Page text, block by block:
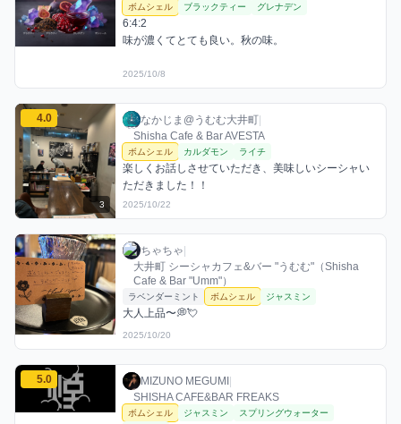
ボムシェル ブラックティー グレナデン
6:4:2
味が濃くてとても良い。秋の味。
2025/10/8
なかじま@うむむ大井町のボムシェルミックスを見る
4.0
3
なかじま@うむむ大井町 / お店シーシャ /
なかじま@うむむ大井町
Shisha Cafe & Bar AVESTA
利用フレーバー
ボムシェル カルダモン ライチ
コメント
楽しくお話しさせていただき、美味しいシーシャい
ただきました！！
評価
2025/10/22
ちゃちゃのボムシェルミックスを見る
ちゃちゃ / お店シーシャ / 2025年10月20日
ちゃちゃ
大井町 シーシャカフェ&バー "うむむ"（Shisha
Cafe & Bar "Umm"）
利用フレーバー
ラベンダーミント ボムシェル ジャスミン
コメント
大人上品〜💭💘
2025/10/20
MIZUNO MEGUMIのボムシェルミックスを見る
5.0 MIZUNO MEGUMI / お店シーシャ / 2026年
MIZUNO MEGUMI
SHISHA CAFE&BAR FREAKS
利用フレーバー
ボムシェル ジャスミン
スプリングウォーター
評価